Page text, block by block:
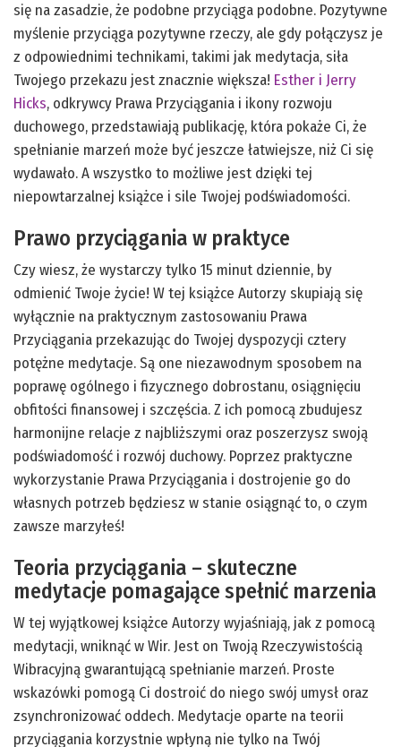
się na zasadzie, że podobne przyciąga podobne. Pozytywne
myślenie przyciąga pozytywne rzeczy, ale gdy połączysz je
z odpowiednimi technikami, takimi jak medytacja, siła
Twojego przekazu jest znacznie większa! Esther i Jerry
Hicks, odkrywcy Prawa Przyciągania i ikony rozwoju
duchowego, przedstawiają publikację, która pokaże Ci, że
spełnianie marzeń może być jeszcze łatwiejsze, niż Ci się
wydawało. A wszystko to możliwe jest dzięki tej
niepowtarzalnej książce i sile Twojej podświadomości.
Prawo przyciągania w praktyce
Czy wiesz, że wystarczy tylko 15 minut dziennie, by
odmienić Twoje życie! W tej książce Autorzy skupiają się
wyłącznie na praktycznym zastosowaniu Prawa
Przyciągania przekazując do Twojej dyspozycji cztery
potężne medytacje. Są one niezawodnym sposobem na
poprawę ogólnego i fizycznego dobrostanu, osiągnięciu
obfitości finansowej i szczęścia. Z ich pomocą zbudujesz
harmonijne relacje z najbliższymi oraz poszerzysz swoją
podświadomość i rozwój duchowy. Poprzez praktyczne
wykorzystanie Prawa Przyciągania i dostrojenie go do
własnych potrzeb będziesz w stanie osiągnąć to, o czym
zawsze marzyłeś!
Teoria przyciągania – skuteczne
medytacje pomagające spełnić marzenia
W tej wyjątkowej książce Autorzy wyjaśniają, jak z pomocą
medytacji, wniknąć w Wir. Jest on Twoją Rzeczywistością
Wibracyjną gwarantującą spełnianie marzeń. Proste
wskazówki pomogą Ci dostroić do niego swój umysł oraz
zsynchronizować oddech. Medytacje oparte na teorii
przyciągania korzystnie wpłyną nie tylko na Twój